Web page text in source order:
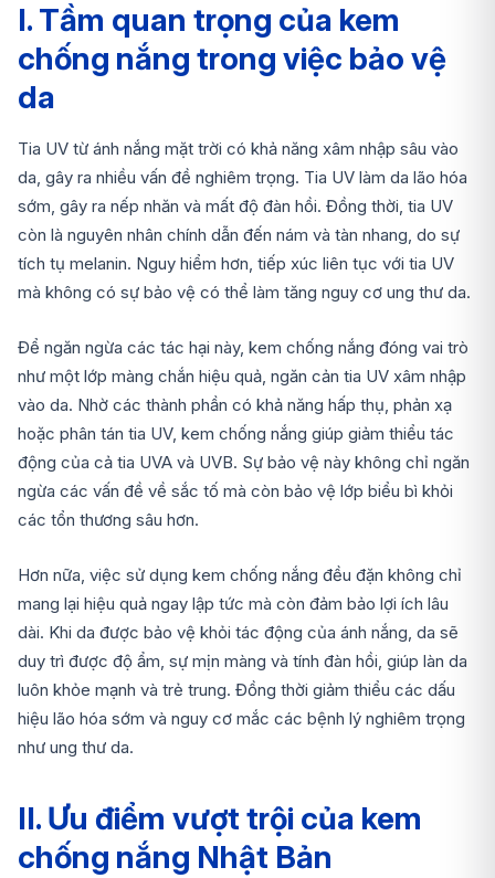
I. Tầm quan trọng của kem
chống nắng trong việc bảo vệ
da
Tia UV từ ánh nắng mặt trời có khả năng xâm nhập sâu vào
da, gây ra nhiều vấn đề nghiêm trọng. Tia UV làm da lão hóa
sớm, gây ra nếp nhăn và mất độ đàn hồi. Đồng thời, tia UV
còn là nguyên nhân chính dẫn đến nám và tàn nhang, do sự
tích tụ melanin. Nguy hiểm hơn, tiếp xúc liên tục với tia UV
mà không có sự bảo vệ có thể làm tăng nguy cơ ung thư da.
Để ngăn ngừa các tác hại này, kem chống nắng đóng vai trò
như một lớp màng chắn hiệu quả, ngăn cản tia UV xâm nhập
vào da. Nhờ các thành phần có khả năng hấp thụ, phản xạ
hoặc phân tán tia UV, kem chống nắng giúp giảm thiểu tác
động của cả tia UVA và UVB. Sự bảo vệ này không chỉ ngăn
ngừa các vấn đề về sắc tố mà còn bảo vệ lớp biểu bì khỏi
các tổn thương sâu hơn.
Hơn nữa, việc sử dụng kem chống nắng đều đặn không chỉ
mang lại hiệu quả ngay lập tức mà còn đảm bảo lợi ích lâu
dài. Khi da được bảo vệ khỏi tác động của ánh nắng, da sẽ
duy trì được độ ẩm, sự mịn màng và tính đàn hồi, giúp làn da
luôn khỏe mạnh và trẻ trung. Đồng thời giảm thiểu các dấu
hiệu lão hóa sớm và nguy cơ mắc các bệnh lý nghiêm trọng
như ung thư da.
II. Ưu điểm vượt trội của kem
chống nắng Nhật Bản